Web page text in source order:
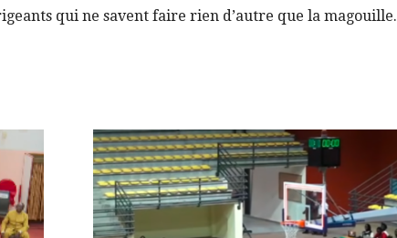
qui ne savent faire rien d’autre que la magouille.